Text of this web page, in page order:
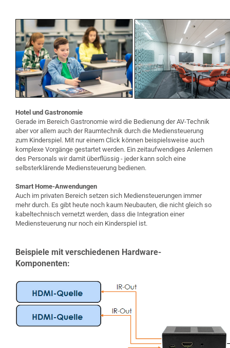
Hotel und Gastronomie
Gerade im Bereich Gastronomie wird die Bedienung der AV-Technik
aber vor allem auch der Raumtechnik durch die Mediensteuerung
zum Kinderspiel. Mit nur einem Click können beispielsweise auch
komplexe Vorgänge gestartet werden. Ein zeitaufwendiges Anlernen
des Personals wir damit überflüssig - jeder kann solch eine
selbsterklärende Mediensteuerung bedienen.
Smart Home-Anwendungen
Auch im privaten Bereich setzen sich Mediensteuerungen immer
mehr durch. Es gibt heute noch kaum Neubauten, die nicht gleich so
kabeltechnisch vernetzt werden, dass die Integration einer
Mediensteuerung nur noch ein Kinderspiel ist.
Beispiele mit verschiedenen Hardware-
Komponenten: